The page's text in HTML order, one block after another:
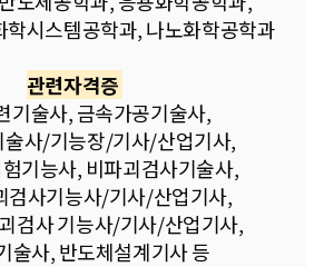
학시스템공학과, 나노화학공학과
관련자격증
기술사, 금속가공기술사,
술사/기능장/기사/산업기사,
기능사, 비파괴검사기술사,
검사기능사/기사/산업기사,
검사 기능사/기사/산업기사,
술사, 반도체설계기사 등